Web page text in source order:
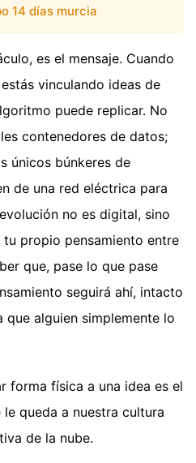
14 días murcia
es el mensaje. Cuando
vinculando ideas de
puede replicar. No
contenedores de datos;
únicos búnkeres de
de una red eléctrica para
no es digital, sino
propio pensamiento entre
que, pase lo que pase
seguirá ahí, intacto
alguien simplemente lo
forma física a una idea es el
queda a nuestra cultura
de la nube.